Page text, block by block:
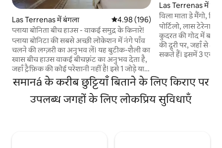
Las Terrenas में बंगला औसत रेटिंग 5 में से 4.98, 196 समीक्षाएँ
4.98 (196)
प्लाया बोनिता बीच हाउस - वाकई समुद्र के किनारे!
प्लाया बोनिटा की सबसे अच्छी लोकेशन में नंगे पाँव
चलने की लग्ज़री का अनुभव लें। यह बुटीक-शैली का
खास बीच हाउस वाकई बीचफ़्रंट का अनुभव देता है,
जहाँ ट्रैफ़िक की कोई परेशानी नहीं है! इसे 1 जोड़े या
एक परिवार (अधिकतम 4) के लिए डिज़ाइन किया
गया है और इसमें आधुनिक सुविधाओं के साथ-साथ
पर्यावरण की सुरक्षा का भी ध्यान रखा गया है :
यूरोपीय शैली की साउंडप्रूफ़ खिड़कियाँ,
Las Terrenas में घर
विला माता डे मैंगो,
पोर्टिलो, लास टेरेनास
कुदरत की गोद में बसा,
की दूरी पर, जहाँ से
सकते हैं। इसमें 3 एयर
बने हॉट टब और सपनों
इनफ़िनिटी पूल का
फ़ाई, स्मार्ट टीवी,
समानá के करीब छुट्टियाँ बिताने के लिए किराए पर
उपलब्ध जगहों के लिए लोकप्रिय सुविधाएँ